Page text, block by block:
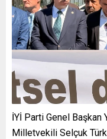
İYİ Parti Genel Başkan
Milletvekili Selçuk